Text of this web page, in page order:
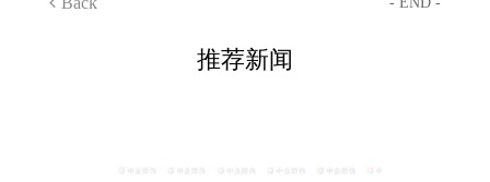
推荐新闻